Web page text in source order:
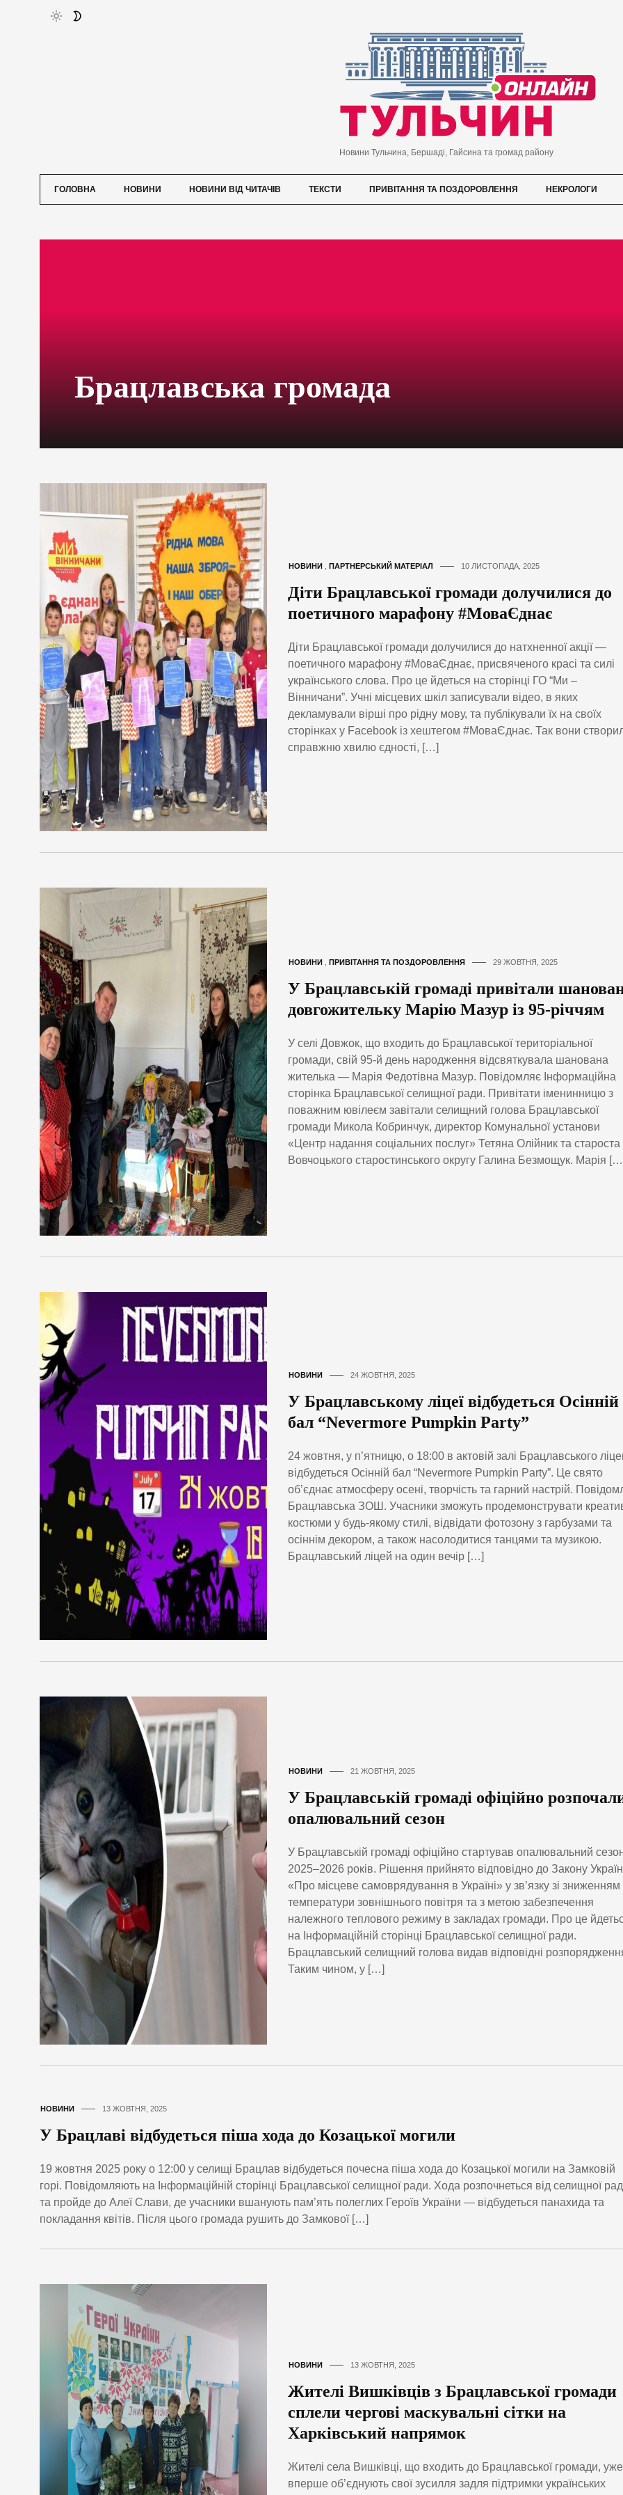
Новини Тульчина, Бершаді, Гайсина та громад району
ГОЛОВНА НОВИНИ НОВИНИ ВІД ЧИТАЧІВ ТЕКСТИ ПРИВІТАННЯ ТА ПОЗДОРОВЛЕННЯ НЕКРОЛОГИ
Брацлавська громада
НОВИНИ , ПАРТНЕРСЬКИЙ МАТЕРІАЛ 10 ЛИСТОПАДА, 2025
Діти Брацлавської громади долучилися до
поетичного марафону #МоваЄднає
Діти Брацлавської громади долучилися до натхненної акції —
поетичного марафону #МоваЄднає, присвяченого красі та силі
українського слова. Про це йдеться на сторінці ГО “Ми –
Вінничани”. Учні місцевих шкіл записували відео, в яких
декламували вірші про рідну мову, та публікували їх на своїх
сторінках у Facebook із хештегом #МоваЄднає. Так вони
справжню хвилю єдності, […]
НОВИНИ , ПРИВІТАННЯ ТА ПОЗДОРОВЛЕННЯ 29 ЖОВТНЯ, 2025
У Брацлавській громаді привітали
довгожительку Марію Мазур із 95-річчям
У селі Довжок, що входить до Брацлавської територіальної
громади, свій 95-й день народження відсвяткувала шанована
жителька — Марія Федотівна Мазур. Повідомляє Інформаційна
сторінка Брацлавської селищної ради. Привітати іменинницю з
поважним ювілеєм завітали селищний голова Брацлавської
громади Микола Кобринчук, директор Комунальної установи
«Центр надання соціальних послуг» Тетяна Олійник та староста
Вовчоцького старостинського округу Галина Безмощук. Марія
НОВИНИ 24 ЖОВТНЯ, 2025
У Брацлавському ліцеї відбудеться Осінній
бал “Nevermore Pumpkin Party”
24 жовтня, у п’ятницю, о 18:00 в актовій залі Брацлавського
відбудеться Осінній бал “Nevermore Pumpkin Party”. Це свято
об’єднає атмосферу осені, творчість та гарний настрій.
Брацлавська ЗОШ. Учасники зможуть продемонструвати
костюми у будь-якому стилі, відвідати фотозону з гарбузами та
осіннім декором, а також насолодитися танцями та музикою.
Брацлавський ліцей на один вечір […]
НОВИНИ 21 ЖОВТНЯ, 2025
У Брацлавській громаді офіційно
опалювальний сезон
У Брацлавській громаді офіційно стартував опалювальний
2025–2026 років. Рішення прийнято відповідно до Закону
«Про місцеве самоврядування в Україні» у зв’язку зі зниженням
температури зовнішнього повітря та з метою забезпечення
належного теплового режиму в закладах громади. Про це
на Інформаційній сторінці Брацлавської селищної ради.
Брацлавський селищний голова видав відповідні
Таким чином, у […]
НОВИНИ 13 ЖОВТНЯ, 2025
У Брацлаві відбудеться піша хода до Козацької могили
19 жовтня 2025 року о 12:00 у селищі Брацлав відбудеться почесна піша хода до Козацької могили на Замковій
горі. Повідомляють на Інформаційній сторінці Брацлавської селищної ради. Хода розпочнеться від селищної
та пройде до Алеї Слави, де учасники вшанують пам’ять полеглих Героїв України — відбудеться панахида та
покладання квітів. Після цього громада рушить до Замкової […]
НОВИНИ 13 ЖОВТНЯ, 2025
Жителі Вишківців з Брацлавської громади
сплели чергові маскувальні сітки на
Харківський напрямок
Жителі села Вишківці, що входить до Брацлавської громади,
вперше об’єднують свої зусилля задля підтримки українських